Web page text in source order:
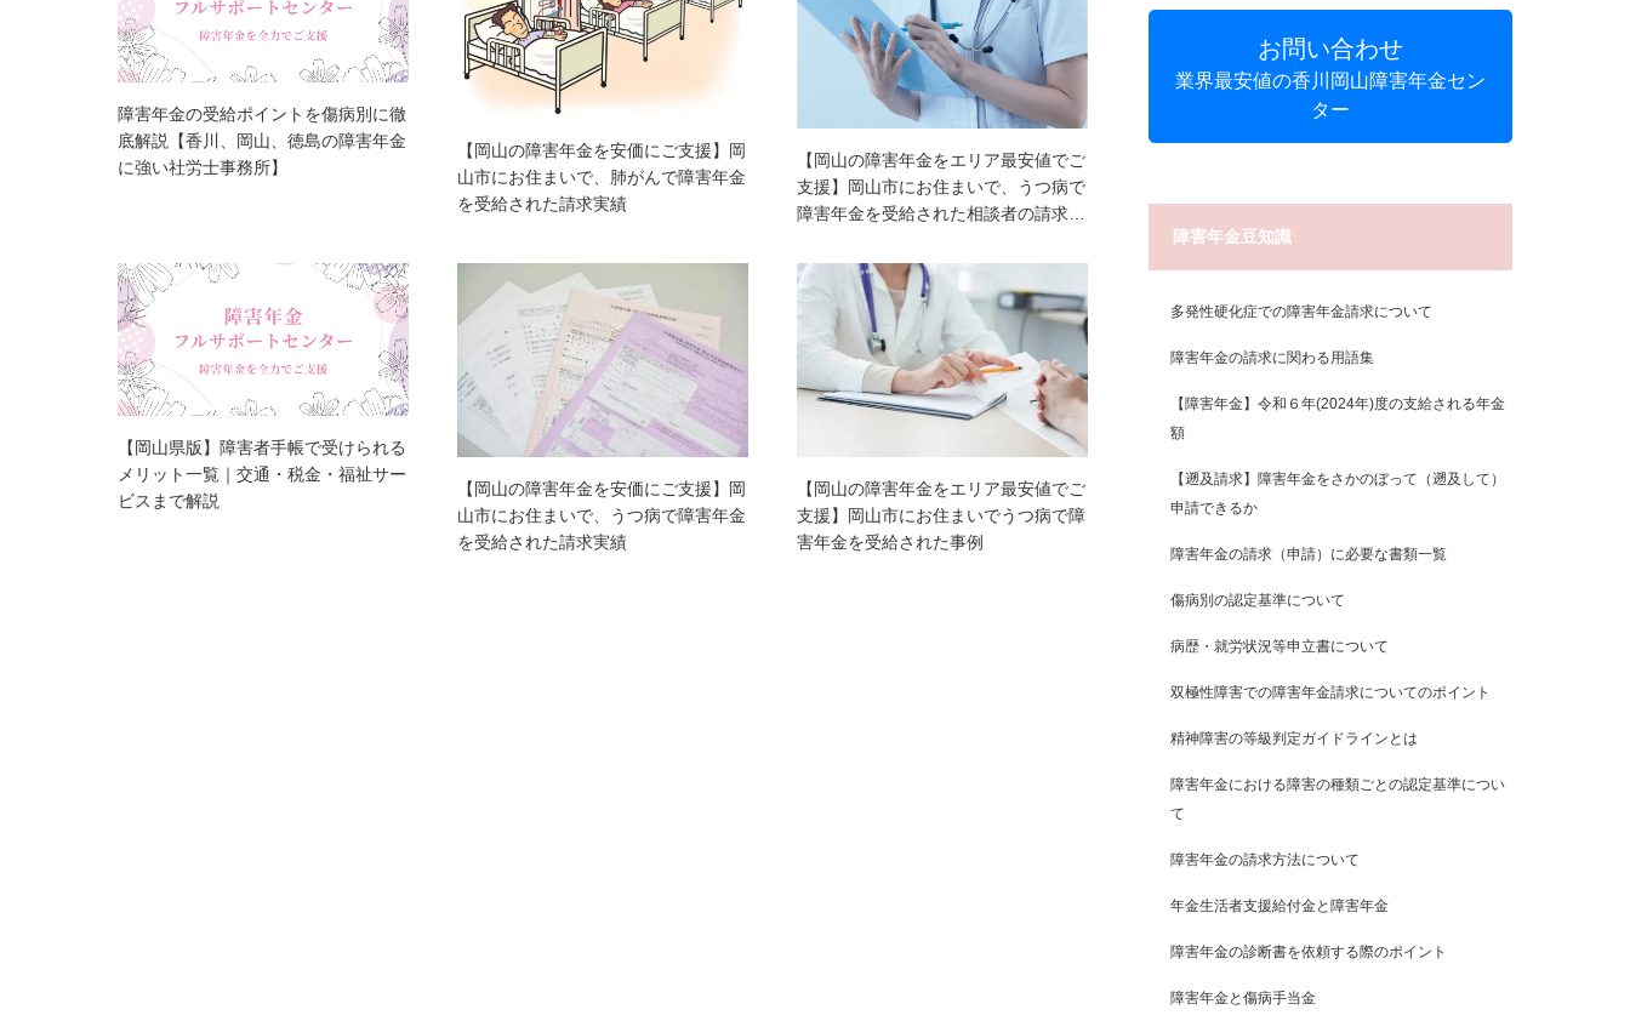
障害年金の受給ポイントを傷病別に徹
底解説【香川、岡山、徳島の障害年金
に強い社労士事務所】
【岡山の障害年金を安価にご支援】岡
山市にお住まいで、肺がんで障害年金
を受給された請求実績
【岡山の障害年金をエリア最安値でご
支援】岡山市にお住まいで、うつ病で
障害年金を受給された相談者の請求…
【岡山県版】障害者手帳で受けられる
メリット一覧｜交通・税金・福祉サー
ビスまで解説
【岡山の障害年金を安価にご支援】岡
山市にお住まいで、うつ病で障害年金
を受給された請求実績
【岡山の障害年金をエリア最安値でご
支援】岡山市にお住まいでうつ病で障
害年金を受給された事例
お問い合わせ
業界最安値の香川岡山障害年金セン
ター
障害年金豆知識
多発性硬化症での障害年金請求について
障害年金の請求に関わる用語集
【障害年金】令和６年(2024年)度の支給される年金
額
【遡及請求】障害年金をさかのぼって（遡及して）
申請できるか
障害年金の請求（申請）に必要な書類一覧
傷病別の認定基準について
病歴・就労状況等申立書について
双極性障害での障害年金請求についてのポイント
精神障害の等級判定ガイドラインとは
障害年金における障害の種類ごとの認定基準につい
て
障害年金の請求方法について
年金生活者支援給付金と障害年金
障害年金の診断書を依頼する際のポイント
障害年金と傷病手当金